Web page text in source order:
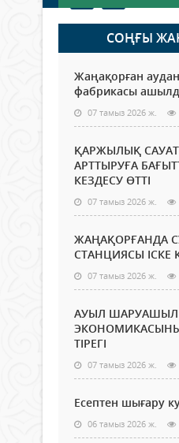
СОҢҒЫ
Жаңақорған
фабрикасы
07 тамыз 2026 ж.
ҚАРЖЫЛЫҚ
АРТТЫРУҒА
КЕЗДЕСУ ӨТТІ
07 тамыз 2026 ж.
ЖАҢАҚОРҒАНДА
СТАНЦИЯСЫ
07 тамыз 2026 ж.
АУЫЛ
ТІРЕГІ
07 тамыз 2026 ж.
Есептен шығару
06 тамыз 2026 ж.